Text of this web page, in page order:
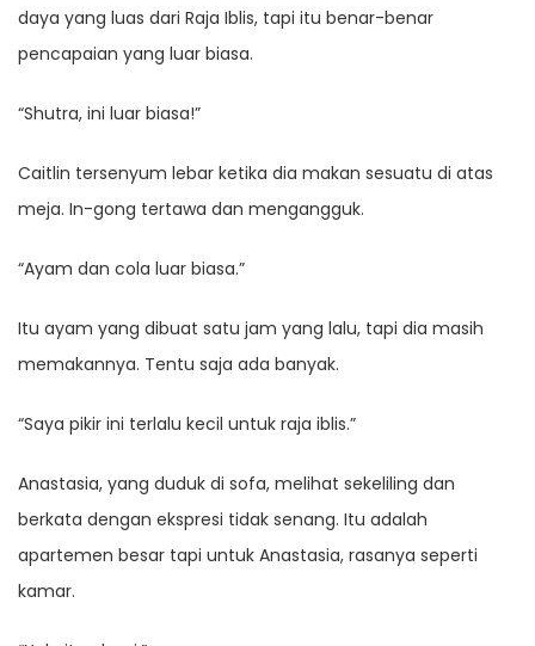
daya yang luas dari Raja Iblis, tapi itu benar-benar
pencapaian yang luar biasa.
“Shutra, ini luar biasa!”
Caitlin tersenyum lebar ketika dia makan sesuatu di atas
meja. In-gong tertawa dan mengangguk.
“Ayam dan cola luar biasa.”
Itu ayam yang dibuat satu jam yang lalu, tapi dia masih
memakannya. Tentu saja ada banyak.
“Saya pikir ini terlalu kecil untuk raja iblis.”
Anastasia, yang duduk di sofa, melihat sekeliling dan
berkata dengan ekspresi tidak senang. Itu adalah
apartemen besar tapi untuk Anastasia, rasanya seperti
kamar.